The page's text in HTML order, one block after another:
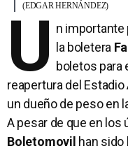
(EDGAR HERNÁNDEZ)
U n importante
la boletera
boletos para
reapertura del
un dueño de peso en
A pesar de que en los
Boletomovil han sido